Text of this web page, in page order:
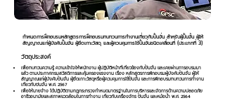
กำหนดการฝึกอบรมหลักสูตรการฝึกอบรมทบทวนการทำงานเกี่ยวกับปั้นจั่น สำหรับผู้ปั้นจั้น ผู้ให้
สัญญาณแก่ผู้บังคับปั้นจั่น ผู้ยึดเกาะวัสดุ และผู้ควบคุมการใช้ปั้นจั่นชนิดเคลื่อนที่ (ประเภทที่ 3)
วัตถุประสงค์
เพื่อทบทวนความรู้ ความเข้าใจให้พนักงาน ผู้ปฏิบัติหน้าที่เกี่ยวข้องกับปั้นจั่น และเคยผ่านการอบรมมา
แล้ว ตามประกาศกรมสวัสดิการและคุ้มครองแรงงาน เรื่อง หลักสูตรการฝึกอบรมผู้บังคับปั้นจั่น ผู้ให้
สัญญาณแก่ผู้บังคับปั้นจั่น ผู้ยึดเกาะวัสดุหรือผู้ควบคุมการใช้ปั้นจั่น และการฝึกอบรมทบทวนการทำงาน
เกี่ยวกับปันจั่น พ.ศ. 2567
เพื่อให้นายจ้าง ได้ปฏิบัติตามกฎกระทรวงกำหนดมาตรฐานในการบริหารและจัดการด้านความปลอดภัย
อาชีวอนามัยและสภาพแวดล้อมในการทำงาน เกี่ยวกับเครื่องจักร ปั้นจั่น และหม้อน้ำ พ.ศ. 2564